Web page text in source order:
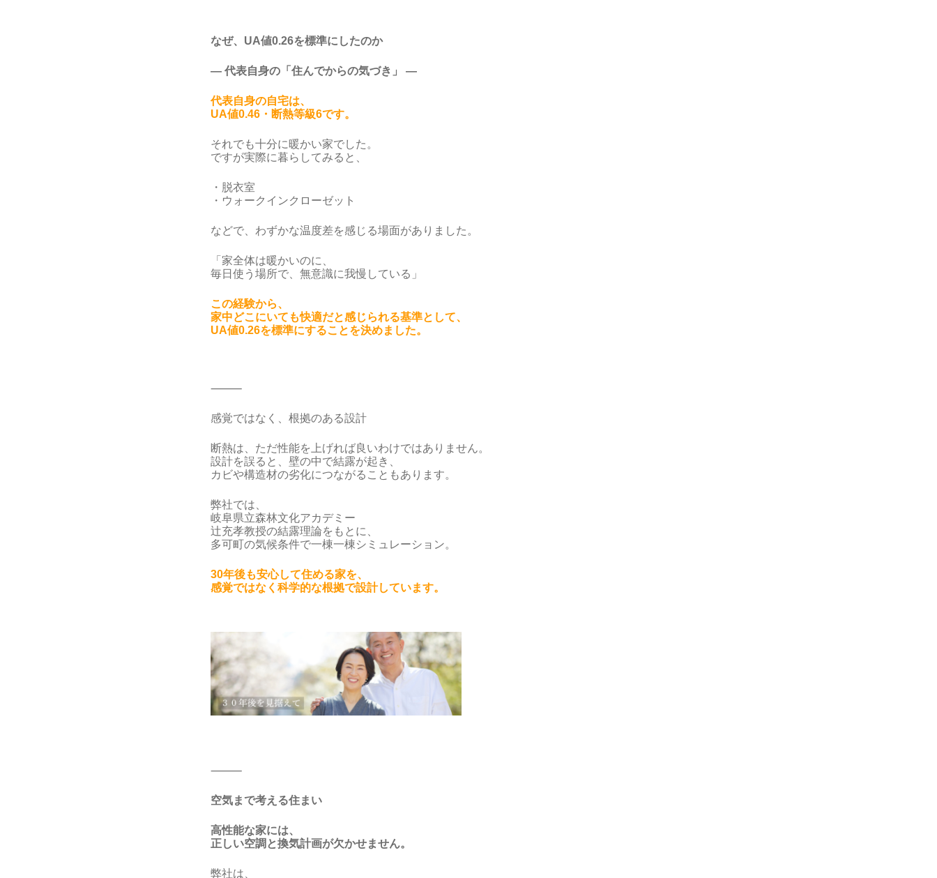
なぜ、UA値0.26を標準にしたのか
― 代表自身の「住んでからの気づき」 ―
代表自身の自宅は、
UA値0.46・断熱等級6です。
それでも十分に暖かい家でした。
ですが実際に暮らしてみると、
・脱衣室
・ウォークインクローゼット
などで、わずかな温度差を感じる場面がありました。
「家全体は暖かいのに、
毎日使う場所で、無意識に我慢している」
この経験から、
家中どこにいても快適だと感じられる基準として、
UA値0.26を標準にすることを決めました。
⸻
感覚ではなく、根拠のある設計
断熱は、ただ性能を上げれば良いわけではありません。
設計を誤ると、壁の中で結露が起き、
カビや構造材の劣化につながることもあります。
弊社では、
岐阜県立森林文化アカデミー
辻充孝教授の結露理論をもとに、
多可町の気候条件で一棟一棟シミュレーション。
30年後も安心して住める家を、
感覚ではなく科学的な根拠で設計しています。
⸻
空気まで考える住まい
高性能な家には、
正しい空調と換気計画が欠かせません。
弊社は、